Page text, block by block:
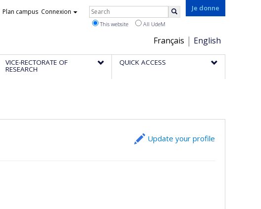
Je donne
Choix
de
la
Français English
Plan campus Connexion Rechercher
This website All UdeM
VICE-RECTORATE OF
RESEARCH
QUICK ACCESS
Update your profile